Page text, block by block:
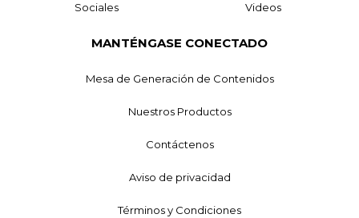
Sociales Videos
MANTÉNGASE CONECTADO
Mesa de Generación de Contenidos
Nuestros Productos
Contáctenos
Aviso de privacidad
Términos y Condiciones